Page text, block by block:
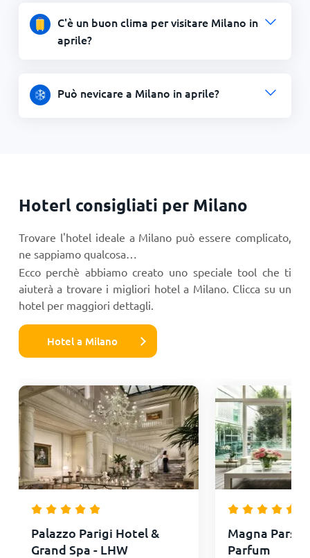
C'è un buon clima per visitare Milano in
aprile?
Può nevicare a Milano in aprile?
Hoterl consigliati per Milano
Trovare l'hotel ideale a Milano può essere complicato,
ne sappiamo qualcosa…
Ecco perchè abbiamo creato uno speciale tool che ti
aiuterà a trovare i migliori hotel a Milano. Clicca su un
hotel per maggiori dettagli.
Hotel a Milano
Palazzo Parigi Hotel &
Grand Spa - LHW
Magna Pars
Parfum